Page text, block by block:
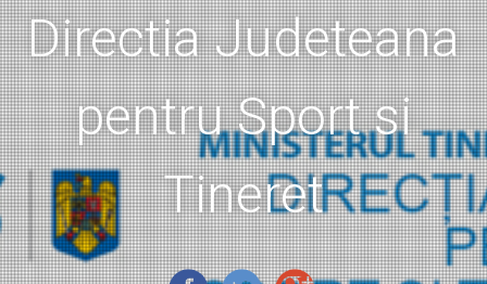
Directia Judeteana
pentru Sport si
Tineret